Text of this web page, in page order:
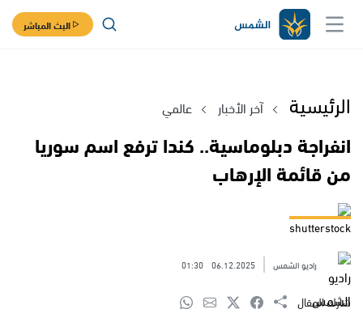
البث المباشر
الرئيسية آخر الأخبار عالمي
انفراجة دبلوماسية.. كندا ترفع اسم سوريا
من قائمة الإرهاب
shutterstock
راديو الشمس 06.12.2025
01:30
شارك المقال